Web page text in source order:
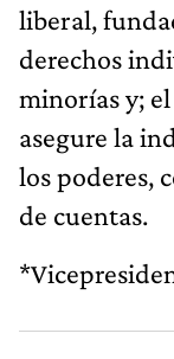
liberal,
derechos
minorías y;
asegure la
los poderes,
de cuentas.